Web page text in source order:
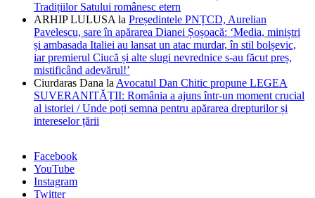
Tradițiilor Satului românesc etern
ARHIP LULUSA la Președintele PNȚCD, Aurelian
Pavelescu, sare în apărarea Dianei Șoșoacă: ‘Media, miniștri
și ambasada Italiei au lansat un atac murdar, în stil bolșevic,
iar premierul Ciucă și alte slugi nevrednice s-au făcut preș,
mistificând adevărul!’
Ciurdaras Dana la Avocatul Dan Chitic propune LEGEA
SUVERANITĂȚII: România a ajuns într-un moment crucial
al istoriei / Unde poți semna pentru apărarea drepturilor și
intereselor țării
Facebook
YouTube
Instagram
Twitter